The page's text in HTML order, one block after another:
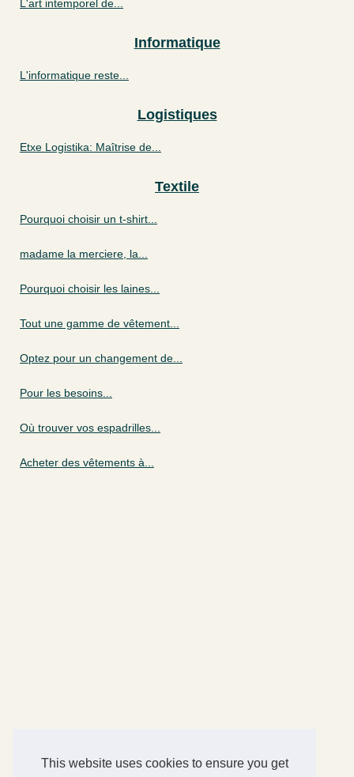
This website uses cookies to ensure you get
L'art intemporel de...
Informatique
L'informatique reste...
Logistiques
Etxe Logistika: Maîtrise de...
Textile
Pourquoi choisir un t-shirt...
madame la merciere, la...
Pourquoi choisir les laines...
Tout une gamme de vêtement...
Optez pour un changement de...
Pour les besoins...
Où trouver vos espadrilles...
Acheter des vêtements à...